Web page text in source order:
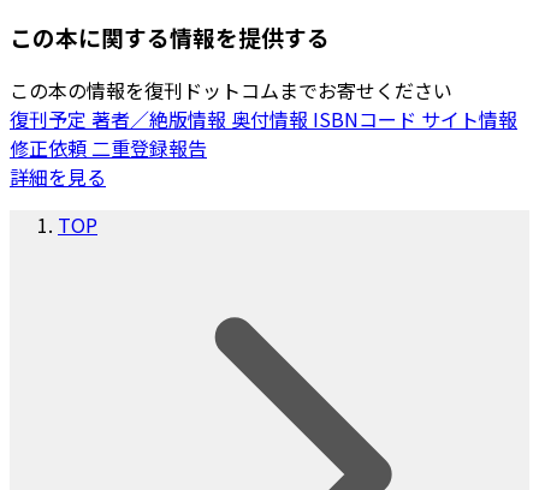
この本に関する情報を提供する
この本の情報を復刊ドットコムまでお寄せください
復刊予定 著者／絶版情報 奥付情報 ISBNコード サイト情報
修正依頼二重登録報告
詳細を見る
TOP